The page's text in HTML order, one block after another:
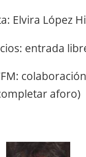
Elvira López
entrada
aforo)